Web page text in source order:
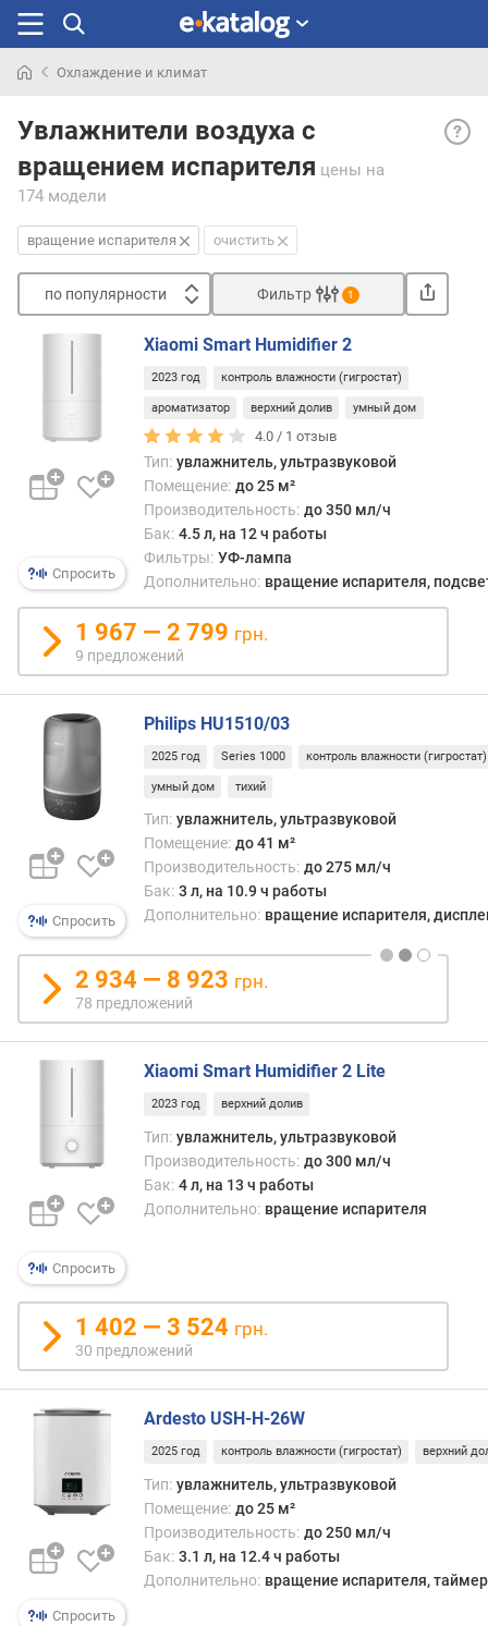
раньше
Охлаждение и климат
Увлажнители воздуха с
вращением испарителя цены на
174 модели
и
вращение испарителя очистить
по популярности
у
л
н
о
с
т
и
о
т
д
ш
е
ы
х
д
о
р
о
г
и
р
о
и
д
ш
е
м
п
о
о
з
Фильтр 1
Спросить
Xiaomi Smart Humidifier 2
2023 год контроль влажности (гигростат)
ароматизатор верхний долив умный дом
4.0 / 1 отзыв
Тип: увлажнитель, ультразвуковой
Помещение: до 25 м²
Производительность: до 350 мл/ч
Бак: 4.5 л, на 12 ч работы
Фильтры: УФ-лампа
Дополнительно: вращение испарителя,
1 967 — 2 799 грн.
9 предложений
Спросить
Philips HU1510/03
2025 год Series 1000 контроль влажности (гигростат)
умный дом тихий
Тип: увлажнитель, ультразвуковой
Помещение: до 41 м²
Производительность: до 275 мл/ч
Бак: 3 л, на 10.9 ч работы
Дополнительно: вращение испарителя,
2 934 — 8 923 грн.
78 предложений
Спросить
Xiaomi Smart Humidifier 2 Lite
2023 год верхний долив
Тип: увлажнитель, ультразвуковой
Производительность: до 300 мл/ч
Бак: 4 л, на 13 ч работы
Дополнительно: вращение испарителя
1 402 — 3 524 грн.
30 предложений
Спросить
Ardesto USH-H-26W
2025 год контроль влажности (гигростат) верхний
Тип: увлажнитель, ультразвуковой
Помещение: до 25 м²
Производительность: до 250 мл/ч
Бак: 3.1 л, на 12.4 ч работы
Дополнительно: вращение испарителя,